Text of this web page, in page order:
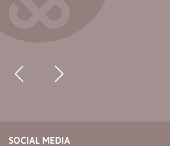
SOCIAL MEDIA